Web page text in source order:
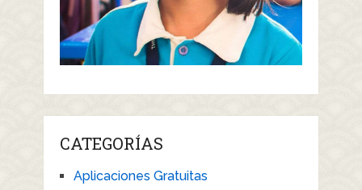
CATEGORÍAS
Aplicaciones Gratuitas